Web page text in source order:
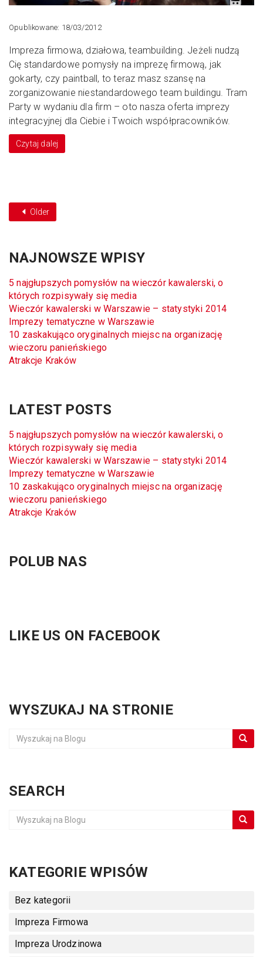
Opublikowane: 18/03/2012
Impreza firmowa, działowa, teambuilding. Jeżeli nudzą
Cię standardowe pomysły na imprezę firmową, jak
gokarty, czy paintball, to teraz masz szansę na
zorganizowanie niestandardowego team buildingu. Tram
Party w wydaniu dla firm – oto nasza oferta imprezy
integracyjnej dla Ciebie i Twoich współpracowników.
Czytaj dalej
Older
NAJNOWSZE WPISY
5 najgłupszych pomysłów na wieczór kawalerski, o
których rozpisywały się media
Wieczór kawalerski w Warszawie – statystyki 2014
Imprezy tematyczne w Warszawie
10 zaskakująco oryginalnych miejsc na organizację
wieczoru panieńskiego
Atrakcje Kraków
LATEST POSTS
5 najgłupszych pomysłów na wieczór kawalerski, o
których rozpisywały się media
Wieczór kawalerski w Warszawie – statystyki 2014
Imprezy tematyczne w Warszawie
10 zaskakująco oryginalnych miejsc na organizację
wieczoru panieńskiego
Atrakcje Kraków
POLUB NAS
LIKE US ON FACEBOOK
WYSZUKAJ NA STRONIE
SEARCH
KATEGORIE WPISÓW
Bez kategorii
Impreza Firmowa
Impreza Urodzinowa